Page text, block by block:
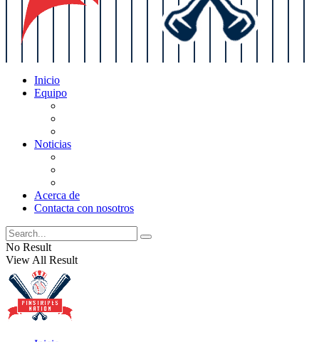
Inicio
Equipo
Noticias
Acerca de
Contacta con nosotros
No Result
View All Result